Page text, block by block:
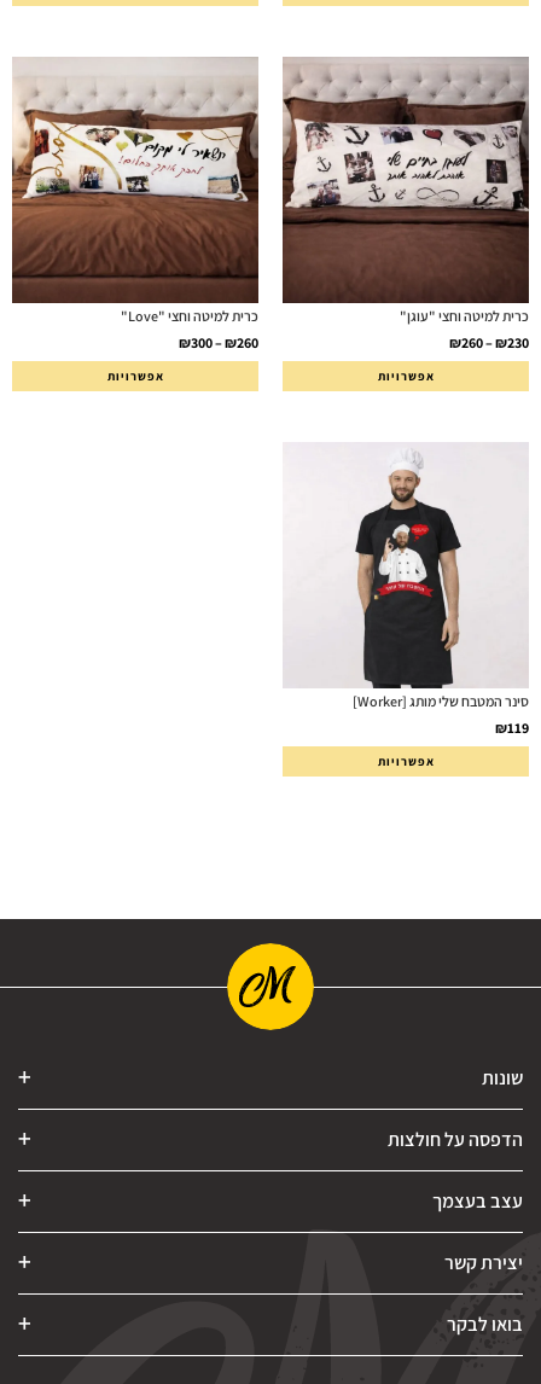
כרית למיטה וחצי "עוגן"
₪230
–
₪260
אפשרויות
כרית למיטה וחצי "Love"
₪260
–
₪300
אפשרויות
סינר המטבח שלי מותג [Worker]
₪119
אפשרויות
שונות
הדפסה על חולצות
עצב בעצמך
יצירת קשר
בואו לבקר